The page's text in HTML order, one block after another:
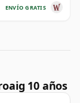
ENVÍO GRATIS
10 años